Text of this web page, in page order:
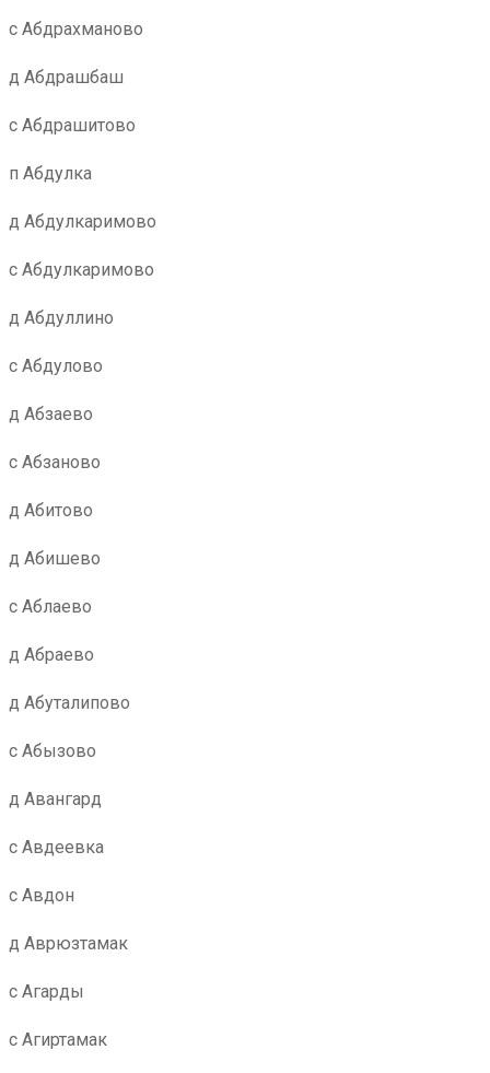
с Абдрахманово
д Абдрашбаш
с Абдрашитово
п Абдулка
д Абдулкаримово
с Абдулкаримово
д Абдуллино
с Абдулово
д Абзаево
с Абзаново
д Абитово
д Абишево
с Аблаево
д Абраево
д Абуталипово
с Абызово
д Авангард
с Авдеевка
с Авдон
д Аврюзтамак
с Агарды
с Агиртамак